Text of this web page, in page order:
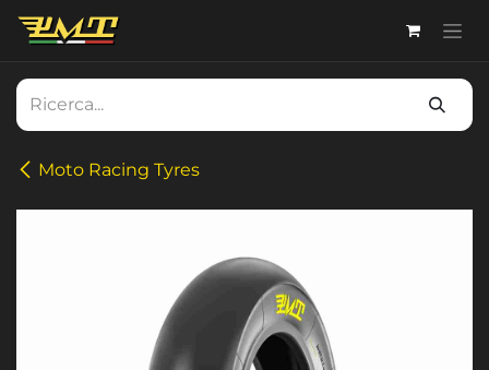
Moto Racing Tyres